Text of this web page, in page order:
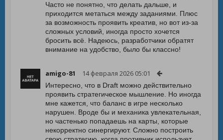
Часто не понятно, что делать дальше, и
приходится метаться между заданиями. Плюс
за возможность проявить креатив, но вот из-за
сложных условий, иногда просто хочется
бросить всё. Надеюсь, разработчики обратят
внимание на удобство, было бы классно!
amigo-81 14 февраля 2026 05:01
Интересно, что в Draft можно действительно
проявить стратегическое мышление. Но иногда
мне кажется, что баланс в игре несколько
нарушен. Вроде бы и механика увлекательная,
но частенько попадаешь на карты, которые
некорректно синергируют. Сложно построить